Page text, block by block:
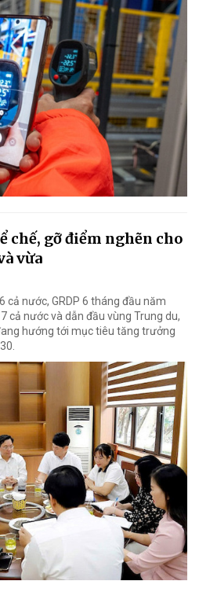
chế, gỡ điểm nghẽn cho
vừa
cả nước, GRDP 6 tháng đầu năm
cả nước và dẫn đầu vùng Trung du,
hướng tới mục tiêu tăng trưởng